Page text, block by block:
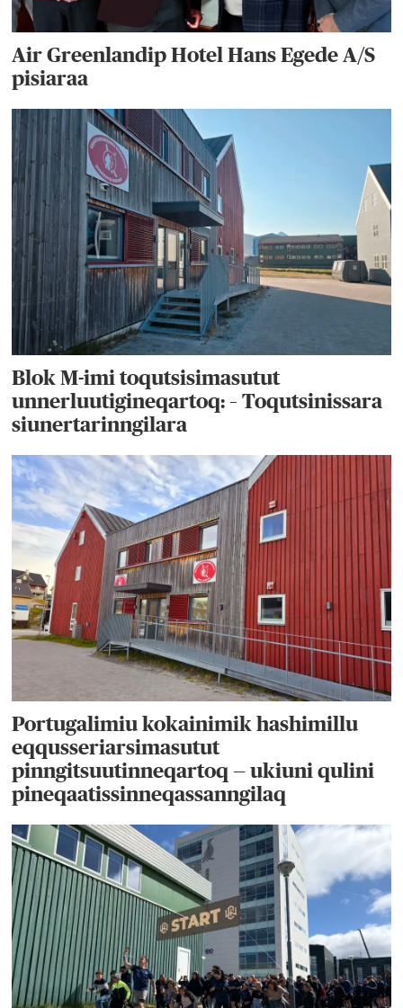
Air Greenlandip Hotel Hans Egede A/S
pisiaraa
Blok M-imi toqutsisimasutut
unnerluutigineqartoq: – Toqutsinissara
siunertarinngilara
Portugalimiu kokainimik hashimillu
eqqusseriarsimasutut
pinngitsuutinneqartoq — ukiuni qulini
pineqaatissinneqassanngilaq